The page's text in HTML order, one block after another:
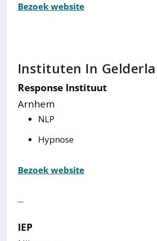
Bezoek website
Instituten In
Response Instituut
Arnhem
NLP
Hypnose
Bezoek website
IEP